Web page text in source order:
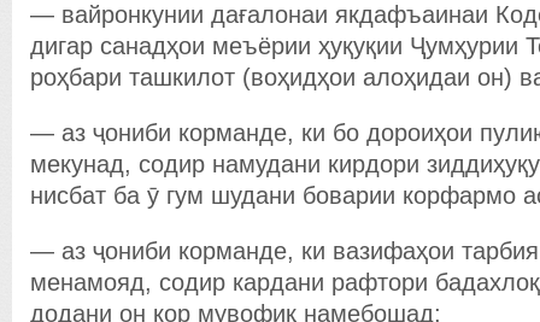
— вайронкунии дағалонаи якдафъаинаи
дигар санадҳои меъёрии ҳуқуқии Ҷумҳурии
роҳбари ташкилот (воҳидҳои алоҳидаи он)
— аз ҷониби корманде, ки бо дороиҳои
мекунад, содир намудани кирдори
нисбат ба ӯ гум шудани боварии корфармо
— аз ҷониби корманде, ки вазифаҳои
менамояд, содир кардани рафтори
додани он кор мувофиқ намебошад;